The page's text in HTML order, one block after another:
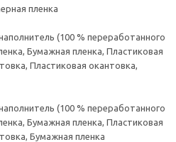
пленка
(100 % переработанного
Бумажная пленка, Пластиковая
Пластиковая окантовка,
(100 % переработанного
Бумажная пленка, Пластиковая
Бумажная пленка